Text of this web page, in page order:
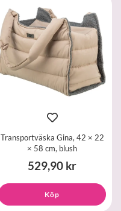
Transportväska Gina, 42 × 22
× 58 cm, blush
529,90 kr
Köp